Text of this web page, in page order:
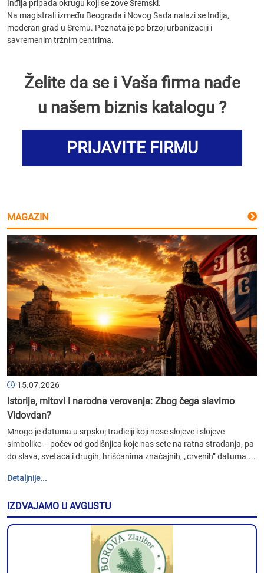
Inđija pripada okrugu koji se zove Sremski.
Na magistrali između Beograda i Novog Sada nalazi se Inđija,
moderan grad u Sremu. Poznata je po brzoj urbanizaciji i
savremenim tržnim centrima.
Želite da se i Vaša firma nađe
u našem biznis katalogu ?
PRIJAVITE FIRMU
MAGAZIN
15.07.2026
Istorija, mitovi i narodna verovanja: Zbog čega slavimo
Vidovdan?
Mnogo je datuma u srpskoj tradiciji koji nose slojeve i slojeve
simbolike – počev od godišnjica koje nas sete na ratna stradanja, pa
do slava, svetaca i drugih, hrišćanima značajnih, „crvenih“ datuma....
Detaljnije...
IZDVAJAMO U AVGUSTU